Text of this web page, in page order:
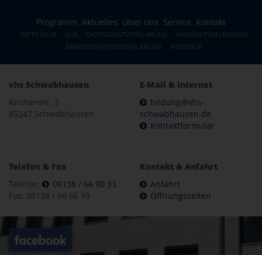
Programm Aktuelles Über uns Service Kontakt
IMPRESSUM AGB DATENSCHUTZERKLÄRUNG
WIDERRUFSBELEHRUNG
BARRIEREFREIHEITSERKLÄRUNG
WIDERRUF
vhs Schwabhausen
Kirchenstr. 3
85247 Schwabhausen
E-Mail & Internet
bildung@vhs-
schwabhausen.de
Kontaktformular
Telefon & Fax
Telefon:
08138 / 66 90 33
Fax: 08138 / 66 66 99
Kontakt & Anfahrt
Anfahrt
Öffnungszeiten